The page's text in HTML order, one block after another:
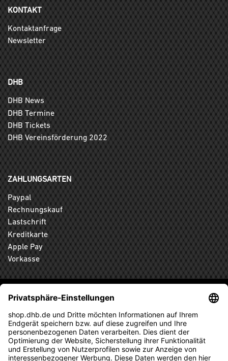
KONTAKT
Kontaktanfrage
Newsletter
DHB
DHB News
DHB Termine
DHB Tickets
DHB Vereinsförderung 2022
ZAHLUNGSARTEN
Paypal
Rechnungskauf
Lastschrift
Kreditkarte
Apple Pay
Vorkasse
ABONNIEREN SIE DEN KOSTENLOSEN DHB-FANSHOP
NEWSLETTER UND VERPASSEN SIE KEINE NEUIGKEIT ODER
AKTION MEHR.
ANMELDEN